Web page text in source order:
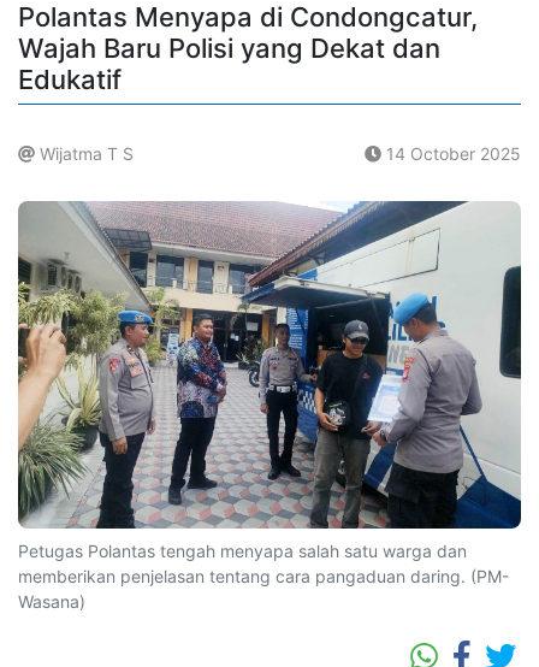
Polantas Menyapa di Condongcatur,
Wajah Baru Polisi yang Dekat dan
Edukatif
Wijatma T S 14 October 2025
Petugas Polantas tengah menyapa salah satu warga dan
memberikan penjelasan tentang cara pangaduan daring. (PM-
Wasana)